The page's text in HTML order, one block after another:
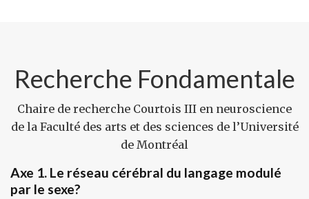
Recherche Fondamentale
Chaire de recherche Courtois III en neuroscience
de la Faculté des arts et des sciences de l’Université
de Montréal
Axe 1. Le réseau cérébral du langage modulé
par le sexe?